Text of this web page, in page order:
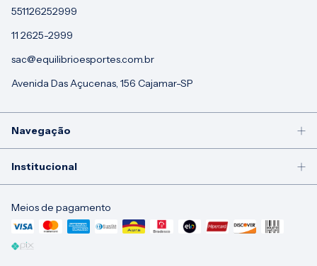
551126252999
11 2625-2999
sac@equilibrioesportes.com.br
Avenida Das Açucenas, 156 Cajamar-SP
Navegação
Institucional
Meios de pagamento